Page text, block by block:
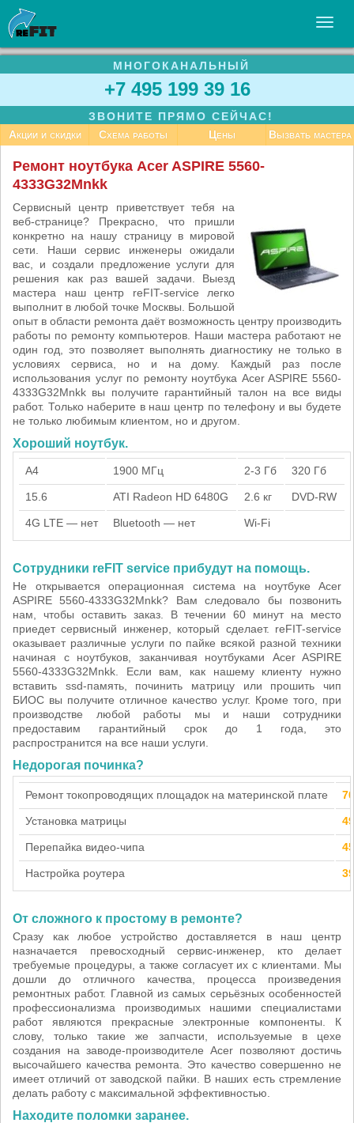
УСЛУГИ
БИЗНЕСУ
СТАТЬИ
МНОГОКАНАЛЬНЫЙ
+7 495 199 39 16
ЗВОНИТЕ ПРЯМО СЕЙЧАС!
Акции и скидки
Схема работы Цены Вызвать мастера
Ремонт ноутбука Acer ASPIRE 5560-
4333G32Mnkk
Сервисный центр приветствует тебя на
веб-странице? Прекрасно, что пришли
конкретно на нашу страницу в мировой
сети. Наши сервис инженеры ожидали
вас, и создали предложение услуги для
решения как раз вашей задачи. Выезд
мастера наш центр reFIT-service легко
выполнит в любой точке Москвы. Большой
опыт в области ремонта даёт возможность центру производить
работы по ремонту компьютеров. Наши мастера работают не
один год, это позволяет выполнять диагностику не только в
условиях сервиса, но и на дому. Каждый раз после
использования услуг по ремонту ноутбука Acer ASPIRE 5560-
4333G32Mnkk вы получите гарантийный талон на все виды
работ. Только наберите в наш центр по телефону и вы будете
не только любимым клиентом, но и другом.
Хороший ноутбук.
A4 1900 МГц 2-3 Гб 320 Гб
15.6 ATI Radeon HD 6480G 2.6 кг DVD-RW
4G LTE — нет Bluetooth — нет Wi-Fi
Сотрудники reFIT service прибудут на помощь.
Не открывается операционная система на ноутбуке Acer
ASPIRE 5560-4333G32Mnkk? Вам следовало бы позвонить
нам, чтобы оставить заказ. В течении 60 минут на место
приедет сервисный инженер, который сделает. reFIT-service
оказывает различные услуги по пайке всякой разной техники
начиная с ноутбуков, заканчивая ноутбуками Acer ASPIRE
5560-4333G32Mnkk. Если вам, как нашему клиенту нужно
вставить ssd-память, починить матрицу или прошить чип
БИОС вы получите отличное качество услуг. Кроме того, при
производстве любой работы мы и наши сотрудники
предоставим гарантийный срок до 1 года, это
распространится на все наши услуги.
Недорогая починка?
Ремонт токопроводящих площадок на материнской плате
Установка матрицы
Перепайка видео-чипа
Настройка роутера
От сложного к простому в ремонте?
Сразу как любое устройство доставляется в наш центр
назначается превосходный сервис-инженер, кто делает
требуемые процедуры, а также согласует их с клиентами. Мы
дошли до отличного качества, процесса произведения
ремонтных работ. Главной из самых серьёзных особенностей
профессионализма производимых нашими специалистами
работ являются прекрасные электронные компоненты. К
слову, только такие же запчасти, используемые в цехе
создания на заводе-производителе Acer позволяют достичь
высочайшего качества ремонта. Это качество совершенно не
имеет отличий от заводской пайки. В наших есть стремление
делать работу с максимальной эффективностью.
Находите поломки заранее.